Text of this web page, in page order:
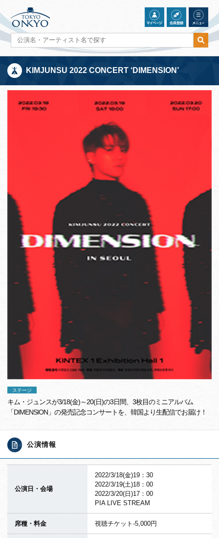
KIMJUNSU 2022 CONCERT ‘DIMENSION’
ステージ
キム・ジュンスが3/18(金)～20(日)の3日間、3枚目のミニアルバム
「DIMENSION」の発売記念コンサートを、韓国より生配信でお届け！
公演情報
公演日・会場
2022/3/18(金)19：30
2022/3/19(土)18：00
2022/3/20(日)17：00
PIA LIVE STREAM
席種・料金 視聴チケット-5,000円